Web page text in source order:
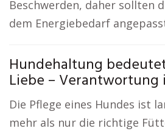
Beschwerden, daher sollten
dem Energiebedarf
Hundehaltung
Liebe – Verantwortung
Die Pflege eines Hundes ist
mehr als nur die richtige